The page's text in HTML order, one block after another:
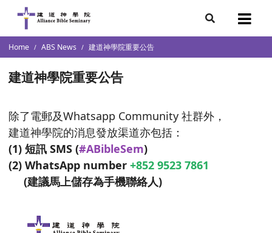
of Theology
Chinese Culture Research
Resources
隊
Home ABS News 建道神學院重要公告
建道神學院重要公告
除了電郵及Whatsapp Community 社群外，
建道神學院的消息發放渠道亦包括：
(1) 短訊 SMS (#ABibleSem)
(2) WhatsApp number +852 9523 7861
(建議馬上儲存為手機聯絡人)